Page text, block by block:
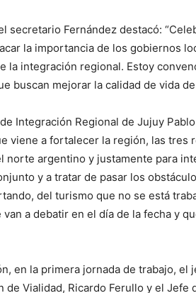
secretario Fernández destacó:
la importancia de los gobiernos
la integración regional. Estoy
buscan mejorar la calidad de vida
Integración Regional de Jujuy
viene a fortalecer la región, las tres
norte argentino y justamente para
y a tratar de pasar los
del turismo que no se está
van a debatir en el día de la fecha y
en la primera jornada de trabajo, el
de Vialidad, Ricardo Ferullo y el